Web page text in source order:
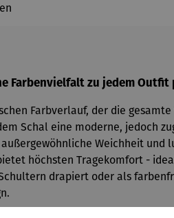
Farbenvielfalt zu jedem
Farbverlauf, der die
Schal eine moderne, jedoch
Weichheit
höchsten Tragekomfort -
drapiert oder als